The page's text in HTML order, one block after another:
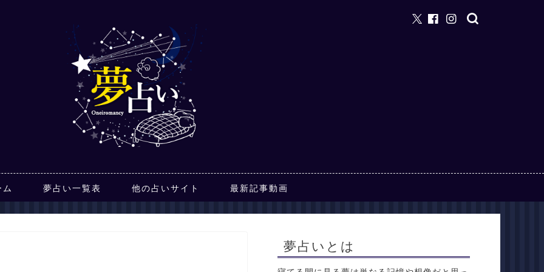
ム 夢占い一覧表 他の占いサイト 最新記事動画
夢占いとは